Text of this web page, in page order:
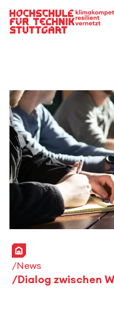
Hauptnavigation
Startseite
News